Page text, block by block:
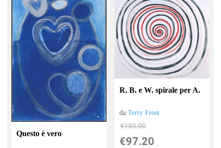
Questo è vero
R. B. e W. spirale per A.
daTerry Frost
€180.00
€97.20